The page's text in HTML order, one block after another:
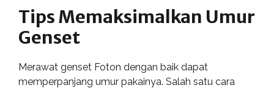
Tips Memaksimalkan Umur
Genset
Merawat genset Foton dengan baik dapat
memperpanjang umur pakainya. Salah satu cara